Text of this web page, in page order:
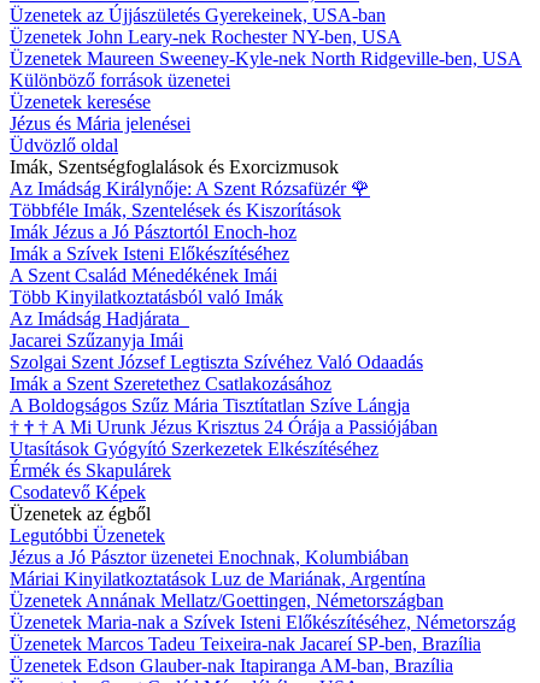
Üzenetek az Újjászületés Gyerekeinek, USA-ban
Üzenetek John Leary-nek Rochester NY-ben, USA
Üzenetek Maureen Sweeney-Kyle-nek North Ridgeville-ben, USA
Különböző források üzenetei
Üzenetek keresése
Jézus és Mária jelenései
Üdvözlő oldal
Imák, Szentségfoglalások és Exorcizmusok
Az Imádság Királynője: A Szent Rózsafüzér 🌹
Többféle Imák, Szentelések és Kiszorítások
Imák Jézus a Jó Pásztortól Enoch-hoz
Imák a Szívek Isteni Előkészítéséhez
A Szent Család Ménedékének Imái
Több Kinyilatkoztatásból való Imák
Az Imádság Hadjárata
Jacarei Szűzanyja Imái
Szolgai Szent József Legtiszta Szívéhez Való Odaadás
Imák a Szent Szeretethez Csatlakozásához
A Boldogságos Szűz Mária Tisztítatlan Szíve Lángja
† † † A Mi Urunk Jézus Krisztus 24 Órája a Passiójában
Utasítások Gyógyító Szerkezetek Elkészítéséhez
Érmék és Skapulárek
Csodatevő Képek
Üzenetek az égből
Legutóbbi Üzenetek
Jézus a Jó Pásztor üzenetei Enochnak, Kolumbiában
Máriai Kinyilatkoztatások Luz de Mariának, Argentína
Üzenetek Annának Mellatz/Goettingen, Németországban
Üzenetek Maria-nak a Szívek Isteni Előkészítéséhez, Németország
Üzenetek Marcos Tadeu Teixeira-nak Jacareí SP-ben, Brazília
Üzenetek Edson Glauber-nak Itapiranga AM-ban, Brazília